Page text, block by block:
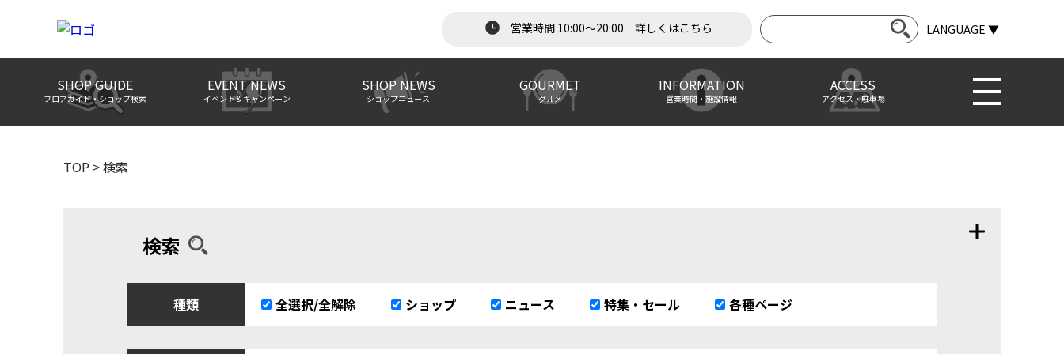
営業時間 10:00～20:00 詳しくはこちら LANGUAGE ▼
SHOP GUIDE
フロアガイド・ショップ検索
EVENT NEWS
イベント＆キャンペーン
SHOP NEWS
ショップニュース
GOURMET
グルメ
INFORMATION
営業時間・施設情報
ACCESS
アクセス・駐車場
TOP >検索
検索
種類 全選択/全解除 ショップ ニュース 特集・セール 各種ページ